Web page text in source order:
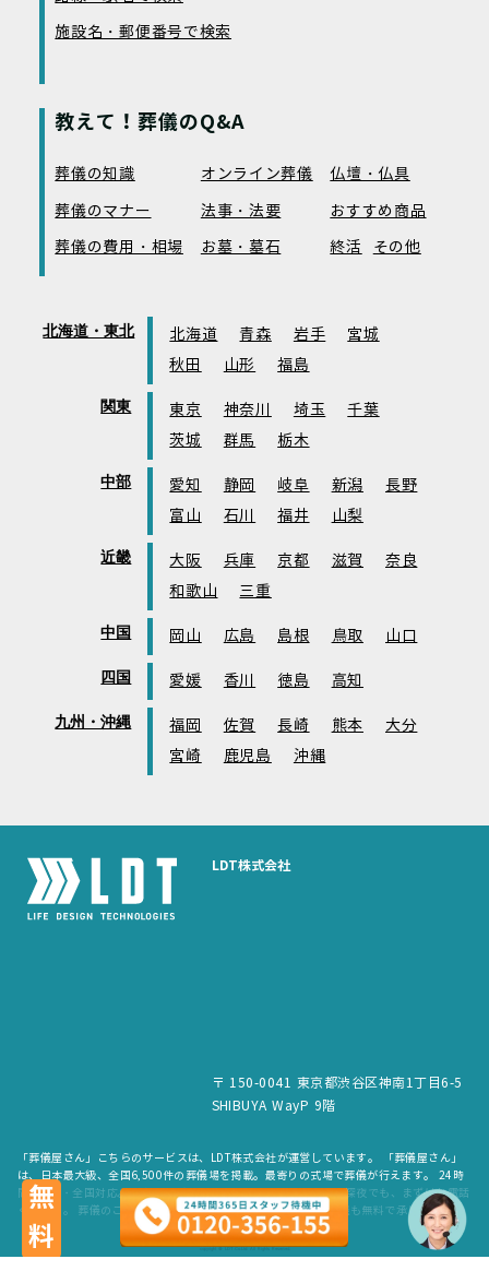
施設名・郵便番号で検索
教えて！葬儀のQ&A
葬儀の知識 オンライン葬儀
仏壇・仏具
葬儀のマナー
法事・法要
おすすめ商品
葬儀の費用・相場
お墓・墓石 終活 その他
北海道・東北 北海道 青森 岩手
宮城
秋田
山形 福島
関東 東京 神奈川 埼玉
千葉
茨城
群馬 栃木
中部 愛知 静岡 岐阜 新潟
長野
富山
石川 福井 山梨
近畿 大阪 兵庫 京都 滋賀
奈良
和歌山
三重
中国 岡山 広島 島根 鳥取 山口
四国 愛媛 香川 徳島 高知
九州・沖縄 福岡 佐賀 長崎 熊本
大分
宮崎
鹿児島 沖縄
LDT株式会社
〒 150-0041 東京都渋谷区神南1丁目6-5
SHIBUYA WayP 9階
「葬儀屋さん」こちらのサービスは、LDT株式会社が運営しています。 「葬儀屋さん」
は、日本最大級、全国6,500件の葬儀場を掲載。最寄りの式場で葬儀が行えます。 24時
間365日・全国対応。スタッフが待機していますので、早朝でも深夜でも、まずはお電話
ください。 葬儀のご依頼だけでなく、お見積もりや費用のご相談も無料で承ります。
copyright © LDT.Co.Ltd. All Rights Reserved.
無料